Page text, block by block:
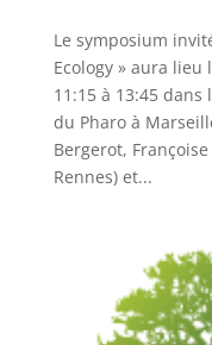
Le symposium
Ecology » aura
11:15 à 13:45 dans
du Pharo à
Bergerot,
Rennes) et...